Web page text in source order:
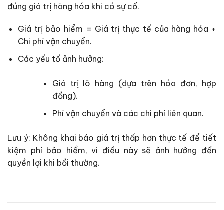
đúng giá trị hàng hóa khi có sự cố.
Giá trị bảo hiểm = Giá trị thực tế của hàng hóa +
Chi phí vận chuyển.
Các yếu tố ảnh hưởng:
Giá trị lô hàng (dựa trên hóa đơn, hợp
đồng).
Phí vận chuyển và các chi phí liên quan.
Lưu ý: Không khai báo giá trị thấp hơn thực tế để tiết
kiệm phí bảo hiểm, vì điều này sẽ ảnh hưởng đến
quyền lợi khi bồi thường.